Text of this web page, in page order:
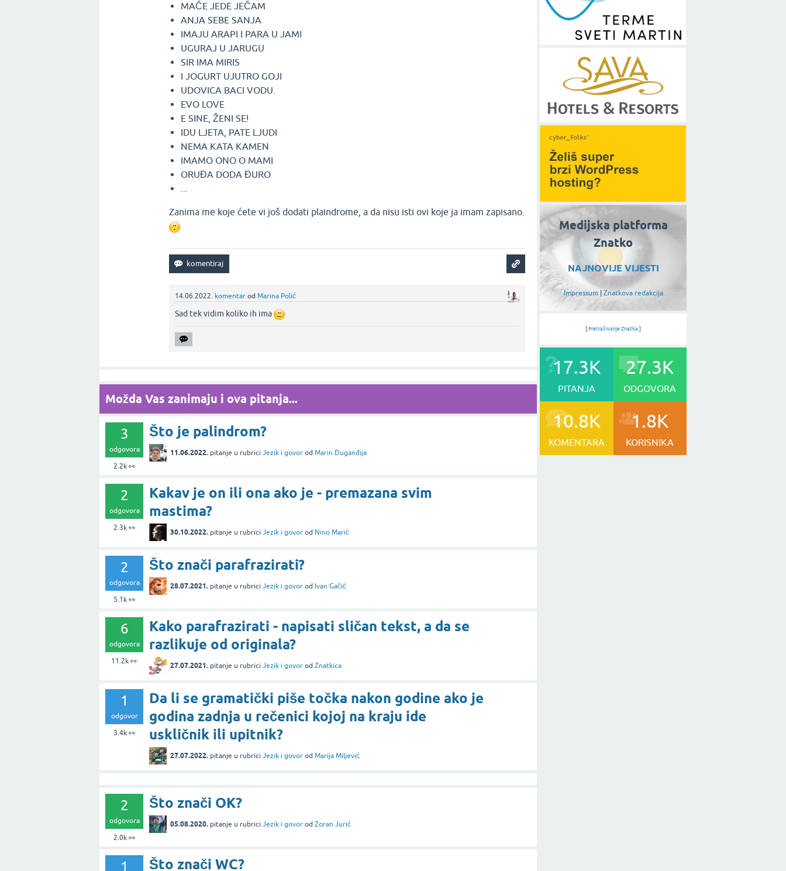
MAČE JEDE JEČAM
ANJA SEBE SANJA
IMAJU ARAPI I PARA U JAMI
UGURAJ U JARUGU
SIR IMA MIRIS
I JOGURT UJUTRO GOJI
UDOVICA BACI VODU.
EVO LOVE
E SINE, ŽENI SE!
IDU LJETA, PATE LJUDI
NEMA KATA KAMEN
IMAMO ONO O MAMI
ORUĐA DODA ĐURO
Zanima me koje ćete vi još dodati plaindrome, a da nisu isti ovi koje ja imam zapisano.
14.06.2022. komentar odMarina Polić
Sad tek vidim koliko ih ima
Možda Vas zanimaju i ova pitanja...
3
odgovora
2.2k👀
Što je palindrom?
11.06.2022. pitanje u rubrici Jezik i govor od Marin Duganđija
2
odgovora
2.3k👀
Kakav je on ili ona ako je - premazana svim
mastima?
30.10.2022. pitanje u rubrici Jezik i govor od Nino Marić
2
odgovora
5.1k👀
Što znači parafrazirati?
28.07.2021. pitanje u rubrici Jezik i govor od Ivan Gačić
6
odgovora
11.2k 👀
Kako parafrazirati - napisati sličan tekst, a da se
razlikuje od originala?
27.07.2021. pitanje u rubrici Jezik i govor od Znatkica
1
odgovor
3.4k👀
Da li se gramatički piše točka nakon godine ako je
godina zadnja u rečenici kojoj na kraju ide
uskličnik ili upitnik?
27.07.2022. pitanje u rubrici Jezik i govor od Marija Miljević
2
odgovora
2.0k👀
Što znači OK?
05.08.2020. pitanje u rubrici Jezik i govor od Zoran Jurić
1 Što znači WC?
Medijska platforma
Znatko
NAJNOVIJE VIJESTI
Impressum| Znatkova redakcija
[ Pretraživanje Znatka ]
17.3K
PITANJA
27.3K
ODGOVORA
10.8K
KOMENTARA
1.8K
KORISNIKA